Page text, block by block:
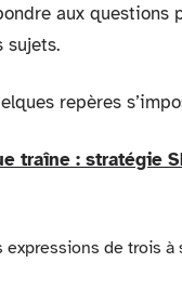
aux questions
sujets.
repères
traîne : stratégie
expressions de trois